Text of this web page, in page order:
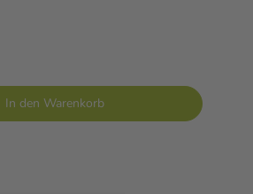
In den Warenkorb